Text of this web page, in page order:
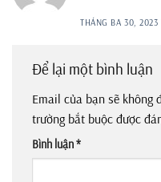
THÁNG BA 30, 2023
Để lại một bình luận
Email của bạn sẽ không
trường bắt buộc được
Bình luận*